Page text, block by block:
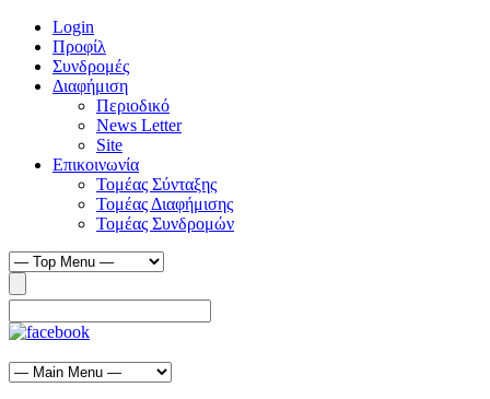
Login
Προφίλ
Συνδρομές
Διαφήμιση
Περιοδικό
News Letter
Site
Επικοινωνία
Τομέας Σύνταξης
Τομέας Διαφήμισης
Τομέας Συνδρομών